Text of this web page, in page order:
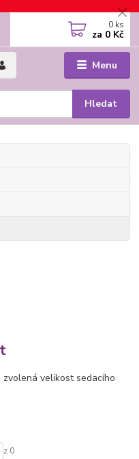
Menu
Hledat
0 ks
za 0 Kč
velikost sedacího
z 0